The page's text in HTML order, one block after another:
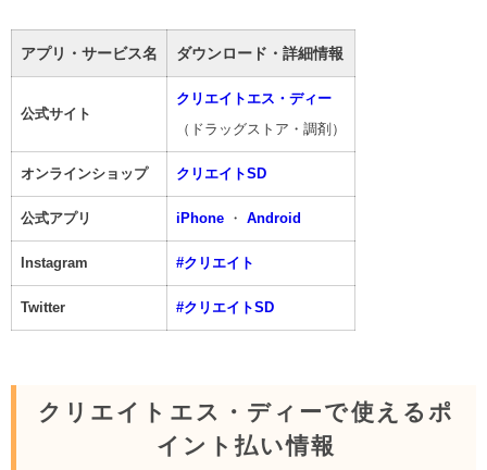
アプリ・サービス名 ダウンロード・詳細情報
公式サイト
クリエイトエス・ディー
（ドラッグストア・調剤）
オンラインショップ クリエイトSD
公式アプリ iPhone ・ Android
Instagram #クリエイト
Twitter #クリエイトSD
クリエイトエス・ディーで使えるポ
イント払い情報